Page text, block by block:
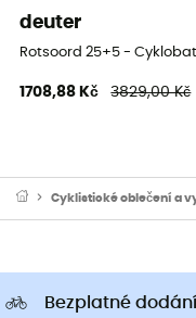
deuter
Rotsoord 25+5 -
1708,88 Kč 3829,00 Kč
Cyklistické oblečení a
Bezplatné